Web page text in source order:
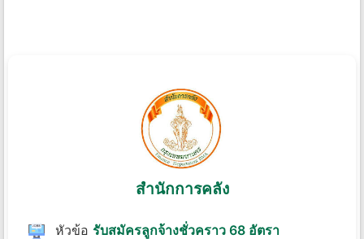
สำนักการคลัง
หัวข้อ รับสมัครลูกจ้างชั่วคราว 68 อัตรา